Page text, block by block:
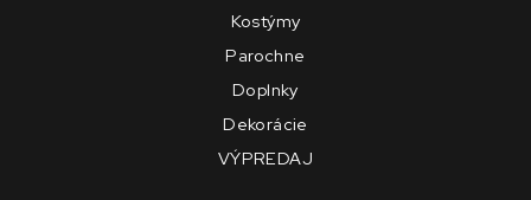
Kostýmy
Parochne
Doplnky
Dekorácie
VÝPREDAJ